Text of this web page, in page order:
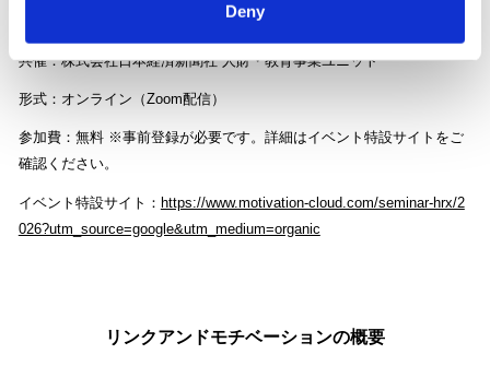
Deny
主催：株式会社リンクアンドモチベーション
共催：株式会社日本経済新聞社 人財・教育事業ユニット
形式：オンライン（Zoom配信）
参加費：無料 ※事前登録が必要です。詳細はイベント特設サイトをご
確認ください。
イベント特設サイト： https://www.motivation-cloud.com/seminar-hrx/2
026?utm_source=google&utm_medium=organic
リンクアンドモチベーションの概要